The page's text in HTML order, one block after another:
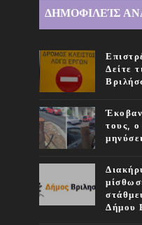
ΔΗΜΟΦΙΛΕΊΣ
Δείτε
τους,
Δήμου